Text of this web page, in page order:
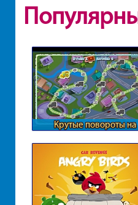
Крутые повороты на